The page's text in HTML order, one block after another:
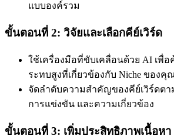
แบบองค์รวม
ขั้นตอนที่ 2: วิจัยและเลือกคีย์เวิร์ด
ใช้เครื่องมือที่ขับเคลื่อนด้วย AI เพื่
ระทบสูงที่เกี่ยวข้องกับ Niche ของคุ
จัดลำดับความสำคัญของคีย์เวิร์ดต
การแข่งขัน และความเกี่ยวข้อง
ขั้นตอนที่ 3: เพิ่มประสิทธิภาพเนื้อหา